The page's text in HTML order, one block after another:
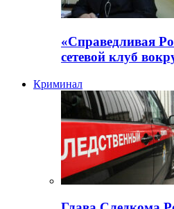
«Справедливая
сетевой клуб
Криминал